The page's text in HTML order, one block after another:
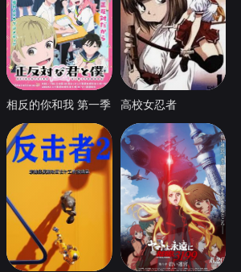
相反的你和我 第一季 高校女忍者